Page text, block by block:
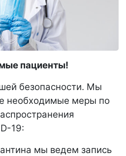
пациенты!
безопасности. Мы
необходимые меры по
19:
мы ведем запись